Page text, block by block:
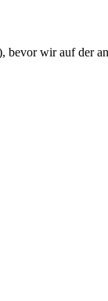
wir auf der